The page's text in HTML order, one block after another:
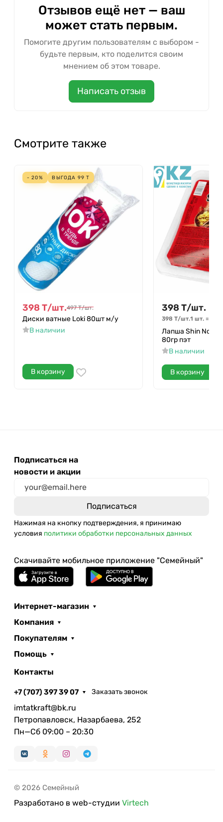
Отзывов ещё нет — ваш
может стать первым.
Помогите другим пользователям с выбором -
будьте первым, кто поделится своим
мнением об этом товаре.
Написать отзыв
Смотрите также
- 20% ВЫГОДА 99 Т
398 Т/шт.497 Т/шт.
Диски ватные Loki 80шт м/у
В наличии
В корзину
398 Т/шт.
398 Т/шт.1 шт. =
Лапша Shin
80гр пэт
В наличии
В корзину
Подписаться на
новости и акции
Нажимая на кнопку подтверждения, я принимаю
условия политики обработки персональных данных
Скачивайте мобильное приложение "Семейный"
Интернет-магазин
Компания
Покупателям
Помощь
Контакты
+7 (707) 397 39 07 Заказать звонок
imtatkraft@bk.ru
Петропавловск, Назарбаева, 252
Пн—Сб 09:00 – 20:30
© 2026 Семейный
Разработано в web-студии Virtech